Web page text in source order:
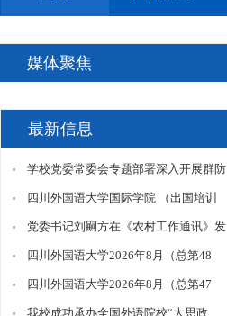
媒体聚焦
最新信息
学校党委常委会专题部署深入开展群防
群治提高基层除险固安实战能力百日攻
坚行动工作
四川外国语大学国际学院 （出国培训
部）合作伙伴招募公告
党委书记刘嗣方在《农村工作通讯》发
表理论文章《推动乡村振兴国际合作的
重要意义与实践路径》
四川外国语大学2026年8月（总第48
期）门面项目招租公告(文创店)
四川外国语大学2026年8月（总第47
期）门面招租公告
我校成功承办全国外语院校“大思政